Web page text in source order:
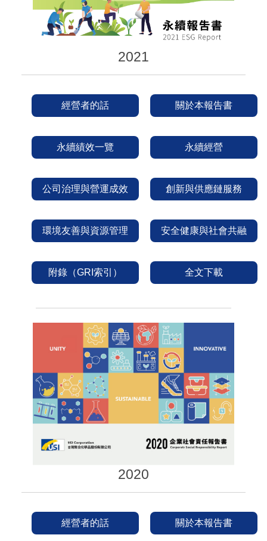
2021
經營者的話 關於本報告書
永續績效一覽 永續經營
公司治理與營運成效 創新與供應鏈服務
環境友善與資源管理 安全健康與社會共融
附錄（GRI索引） 全文下載
2020
經營者的話 關於本報告書